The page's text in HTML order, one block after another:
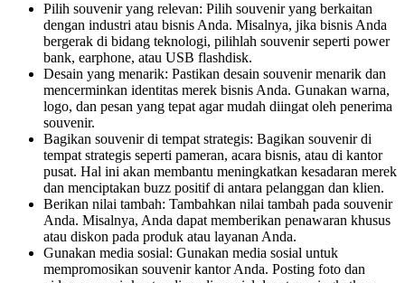
Pilih souvenir yang relevan: Pilih souvenir yang berkaitan
dengan industri atau bisnis Anda. Misalnya, jika bisnis Anda
bergerak di bidang teknologi, pilihlah souvenir seperti power
bank, earphone, atau USB flashdisk.
Desain yang menarik: Pastikan desain souvenir menarik dan
mencerminkan identitas merek bisnis Anda. Gunakan warna,
logo, dan pesan yang tepat agar mudah diingat oleh penerima
souvenir.
Bagikan souvenir di tempat strategis: Bagikan souvenir di
tempat strategis seperti pameran, acara bisnis, atau di kantor
pusat. Hal ini akan membantu meningkatkan kesadaran merek
dan menciptakan buzz positif di antara pelanggan dan klien.
Berikan nilai tambah: Tambahkan nilai tambah pada souvenir
Anda. Misalnya, Anda dapat memberikan penawaran khusus
atau diskon pada produk atau layanan Anda.
Gunakan media sosial: Gunakan media sosial untuk
mempromosikan souvenir kantor Anda. Posting foto dan